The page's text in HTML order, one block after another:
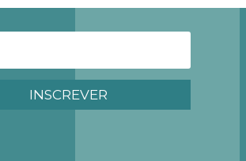
R$ 16,90.
INSCREVER